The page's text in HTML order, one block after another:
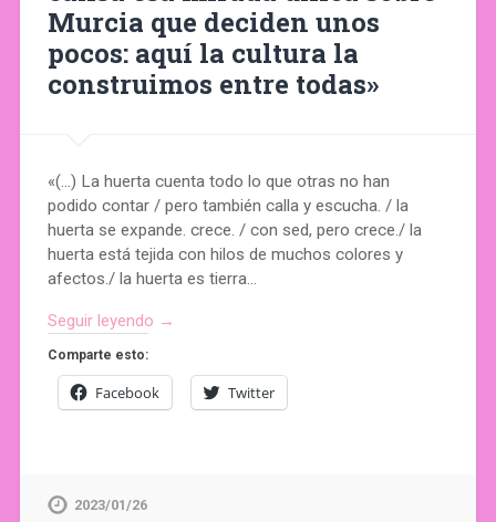
Murcia que deciden unos
pocos: aquí la cultura la
construimos entre todas»
«(…) La huerta cuenta todo lo que otras no han
podido contar / pero también calla y escucha. / la
huerta se expande. crece. / con sed, pero crece./ la
huerta está tejida con hilos de muchos colores y
afectos./ la huerta es tierra…
Seguir leyendo →
Comparte esto:
Facebook Twitter
2023/01/26